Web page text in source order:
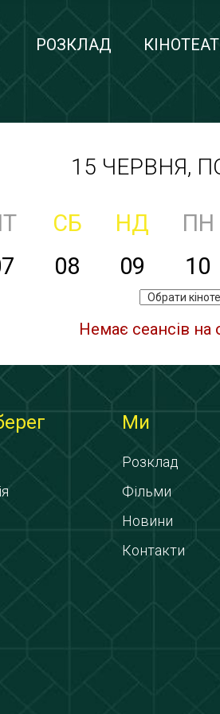
РОЗКЛАД
15 ЧЕРВНЯ,
СБ НД ПН
08 09 10
Немає сеансів на
Ми
Розклад
Фільми
Новини
Контакти